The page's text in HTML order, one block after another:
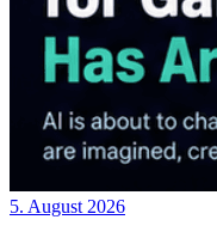
5. August 2026